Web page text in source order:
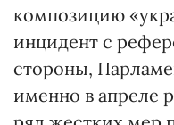
композицию
инцидент с
стороны,
именно в апреле